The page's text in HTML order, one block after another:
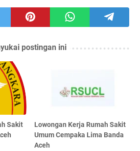
postingan ini
Sakit
Lowongan Kerja Rumah Sakit
Umum Cempaka Lima Banda
Aceh